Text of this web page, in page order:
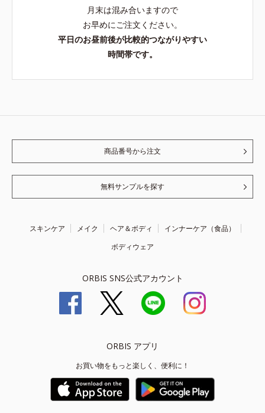
月末は混み合いますので
お早めにご注文ください。
平日のお昼前後が比較的つながりやすい
時間帯です。
商品番号から注文
無料サンプルを探す
スキンケア メイク ヘア＆ボディ
インナーケア（食品）
ボディウェア
ORBIS SNS公式アカウント
ORBIS アプリ
お買い物をもっと楽しく、便利に！